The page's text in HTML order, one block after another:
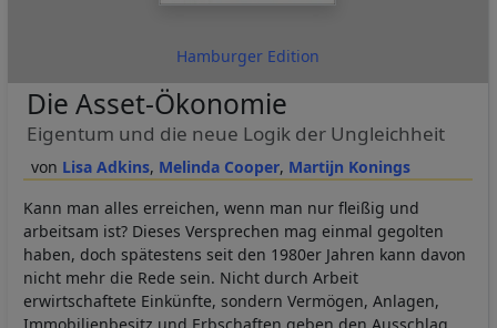
Hamburger Edition
Lisa Adkins Melinda Cooper Martijn Konings
Die Asset-Ökonomie
Eigentum und die neue Logik der Ungleichheit
Kann man alles erreichen, wenn man nur fleißig und
arbeitsam ist? Dieses Versprechen mag einmal gegolten
haben, doch spätestens seit den 1980er Jahren kann davon
nicht mehr die Rede sein. Nicht durch Arbeit
erwirtschaftete Einkünfte, sondern Vermögen, Anlagen,